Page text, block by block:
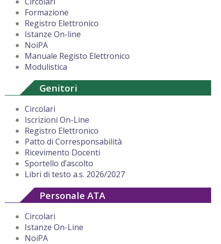
Formazione
Registro Elettronico
Istanze On-line
NoiPA
Manuale Registo Elettronico
Modulistica
Genitori
Circolari
Iscrizioni On-Line
Registro Elettronico
Patto di Corresponsabilità
Ricevimento Docenti
Sportello d’ascolto
Libri di testo a.s. 2026/2027
Personale ATA
Circolari
Istanze On-Line
NoiPA